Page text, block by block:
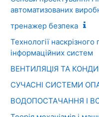
автоматизованих
тренажер безпека
Технології
інформаційних систем
ВЕНТИЛЯЦІЯ ТА
СУЧАСНІ СИСТЕМИ
ВОДОПОСТАЧАННЯ І